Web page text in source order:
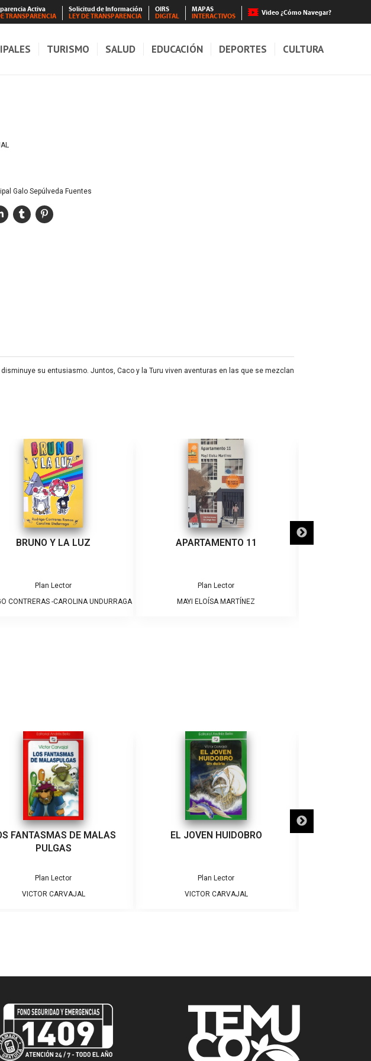
Activa
TRANSPARENCIA
Solicitud de Información
LEY DE TRANSPARENCIA
OIRS
DIGITAL
MAPAS
INTERACTIVOS
Video ¿Cómo Navegar?
TURISMO SALUD EDUCACIÓN DEPORTES CULTURA
Galo Sepúlveda Fuentes
su entusiasmo. Juntos, Caco y la Turu viven aventuras en las que se mezclan
BRUNO Y LA LUZ
Plan Lector
CONTRERAS -CAROLINA UNDURRAGA
APARTAMENTO 11
Plan Lector
MAYI ELOÍSA MARTÍNEZ
FANTASMAS DE MALAS
PULGAS
Plan Lector
VICTOR CARVAJAL
EL JOVEN HUIDOBRO
Plan Lector
VICTOR CARVAJAL